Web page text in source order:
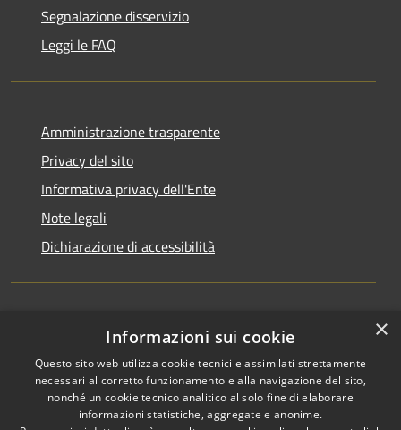
Segnalazione disservizio
Leggi le FAQ
Amministrazione trasparente
Privacy del sito
Informativa privacy dell'Ente
Note legali
Dichiarazione di accessibilità
Newsletter
RSS Copyright © 2026 • Comune di
×
Informazioni sui cookie
Questo sito web utilizza cookie tecnici e assimilati strettamente
necessari al corretto funzionamento e alla navigazione del sito,
nonché un cookie tecnico analitico al solo fine di elaborare
informazioni statistiche, aggregate e anonime.